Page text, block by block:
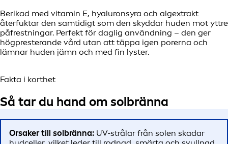
Berikad med vitamin E, hyaluronsyra och algextrakt
återfuktar den samtidigt som den skyddar huden mot yttre
påfrestningar. Perfekt för daglig användning – den ger
högpresterande vård utan att täppa igen porerna och
lämnar huden jämn och med fin lyster.
Fakta i korthet
Så tar du hand om solbränna
Orsaker till solbränna: UV-strålar från solen skadar